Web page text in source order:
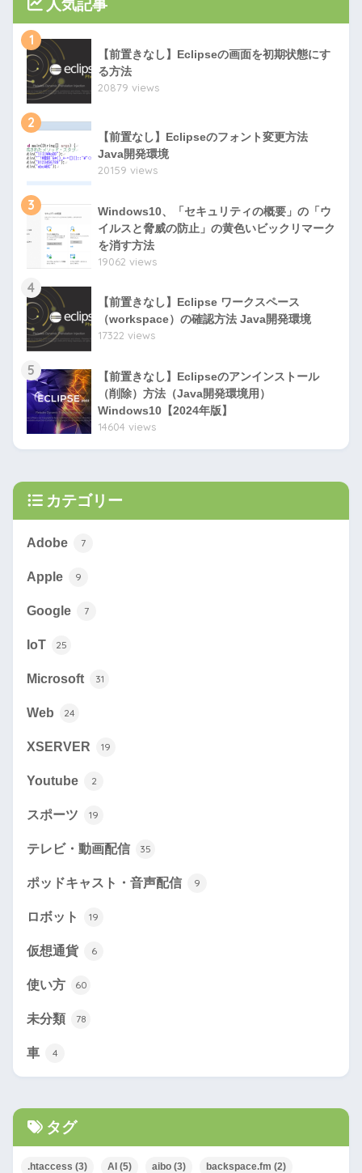
人気記事
1
【前置きなし】Eclipseの画面を初期状態にす
る方法
20879 views
2
【前置なし】Eclipseのフォント変更方法
Java開発環境
20159 views
3
Windows10、「セキュリティの概要」の「ウ
イルスと脅威の防止」の黄色いビックリマーク
を消す方法
19062 views
4
【前置きなし】Eclipse ワークスペース
（workspace）の確認方法 Java開発環境
17322 views
5
【前置きなし】Eclipseのアンインストール
（削除）方法（Java開発環境用）
Windows10【2024年版】
14604 views
カテゴリー
Adobe 7
Apple 9
Google 7
IoT 25
Microsoft 31
Web 24
XSERVER 19
Youtube 2
スポーツ 19
テレビ・動画配信 35
ポッドキャスト・音声配信 9
ロボット 19
仮想通貨 6
使い方 60
未分類 78
車 4
タグ
.htaccess (3) AI (5) aibo (3) backspace.fm (2)